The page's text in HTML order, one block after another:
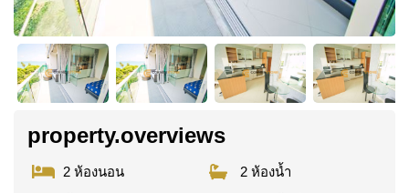
property.overviews
2 ห้องนอน
2 ห้องน้ำ